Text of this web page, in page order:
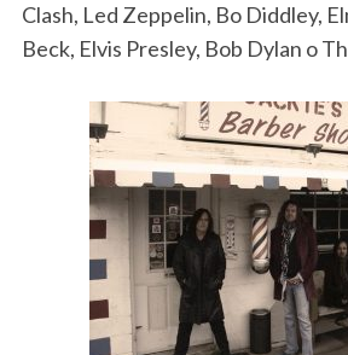
Clash, Led Zeppelin, Bo Diddley,
Beck, Elvis Presley, Bob Dylan o